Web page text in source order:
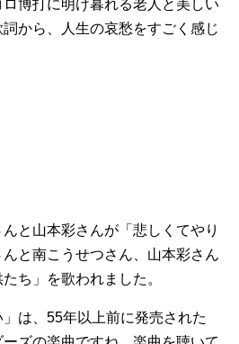
博打に明け暮れる老人と美しい
から、人生の哀愁をすごく感じ
と山本彩さんが「悲しくてやり
と南こうせつさん、山本彩さん
ち」を歌われました。
」は、55年以上前に発売された